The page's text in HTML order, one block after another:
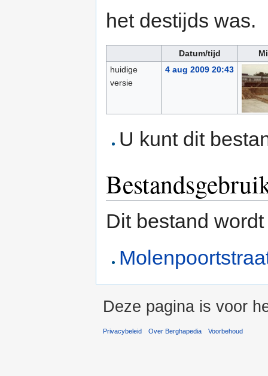
het destijds was.
Datum/tijd
huidige
versie
4 aug 2009 20:43
U kunt dit
Dit bestand
Deze pagina is voor
Privacybeleid Over Berghapedia Voorbehoud